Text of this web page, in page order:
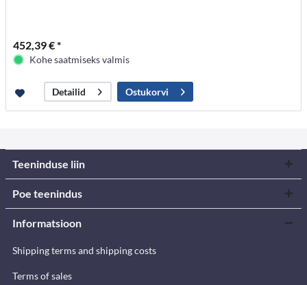
452,39 € *
Kohe saatmiseks valmis
Detailid Ostukorvi
Teeninduse liin
Poe teenindus
Informatsioon
Shipping terms and shipping costs
Terms of sales